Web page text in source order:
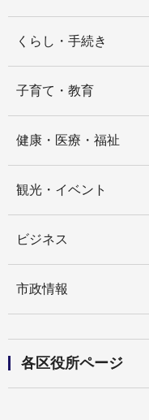
くらし・手続き
子育て・教育
健康・医療・福祉
観光・イベント
ビジネス
市政情報
各区役所ページ